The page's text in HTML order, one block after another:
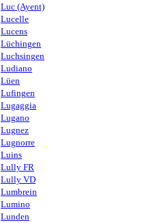
Luc (Ayent)
Lucelle
Lucens
Lüchingen
Luchsingen
Ludiano
Lüen
Lufingen
Lugaggia
Lugano
Lugnez
Lugnorre
Luins
Lully FR
Lully VD
Lumbrein
Lumino
Lunden